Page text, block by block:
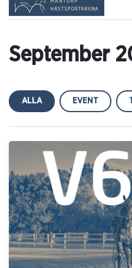
September
ALLA EVENT